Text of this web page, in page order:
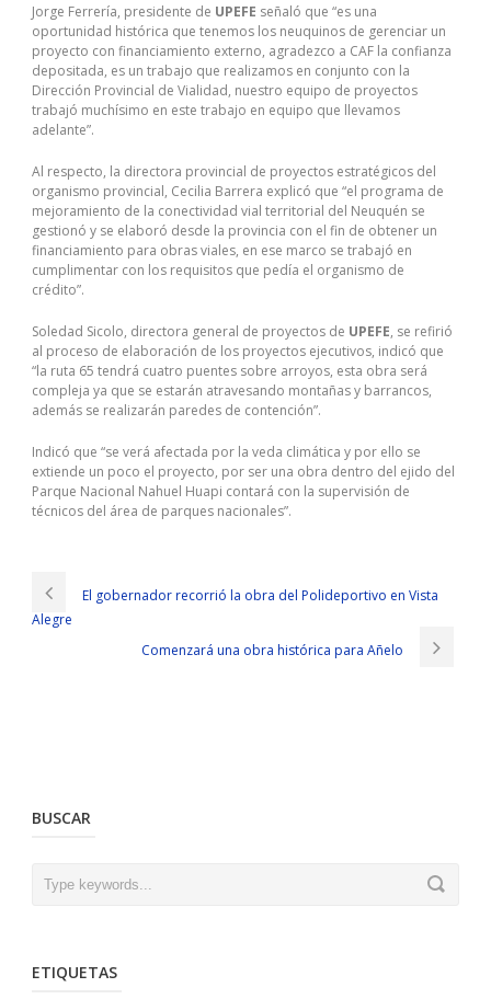
Jorge Ferrería, presidente de UPEFE señaló que “es una
oportunidad histórica que tenemos los neuquinos de gerenciar un
proyecto con financiamiento externo, agradezco a CAF la confianza
depositada, es un trabajo que realizamos en conjunto con la
Dirección Provincial de Vialidad, nuestro equipo de proyectos
trabajó muchísimo en este trabajo en equipo que llevamos
adelante”.
Al respecto, la directora provincial de proyectos estratégicos del
organismo provincial, Cecilia Barrera explicó que “el programa de
mejoramiento de la conectividad vial territorial del Neuquén se
gestionó y se elaboró desde la provincia con el fin de obtener un
financiamiento para obras viales, en ese marco se trabajó en
cumplimentar con los requisitos que pedía el organismo de
crédito”.
Soledad Sicolo, directora general de proyectos de UPEFE, se refirió
al proceso de elaboración de los proyectos ejecutivos, indicó que
“la ruta 65 tendrá cuatro puentes sobre arroyos, esta obra será
compleja ya que se estarán atravesando montañas y barrancos,
además se realizarán paredes de contención”.
Indicó que “se verá afectada por la veda climática y por ello se
extiende un poco el proyecto, por ser una obra dentro del ejido del
Parque Nacional Nahuel Huapi contará con la supervisión de
técnicos del área de parques nacionales”.
El gobernador recorrió la obra del Polideportivo en Vista
Alegre
Comenzará una obra histórica para Añelo
BUSCAR
ETIQUETAS